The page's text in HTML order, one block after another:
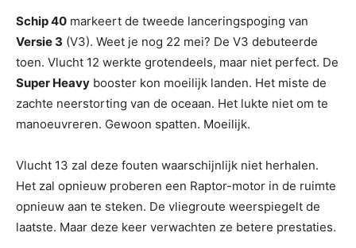
Schip 40 markeert de tweede lanceringspoging van
Versie 3 (V3). Weet je nog 22 mei? De V3 debuteerde
toen. Vlucht 12 werkte grotendeels, maar niet perfect. De
Super Heavy booster kon moeilijk landen. Het miste de
zachte neerstorting van de oceaan. Het lukte niet om te
manoeuvreren. Gewoon spatten. Moeilijk.
Vlucht 13 zal deze fouten waarschijnlijk niet herhalen.
Het zal opnieuw proberen een Raptor-motor in de ruimte
opnieuw aan te steken. De vliegroute weerspiegelt de
laatste. Maar deze keer verwachten ze betere prestaties.